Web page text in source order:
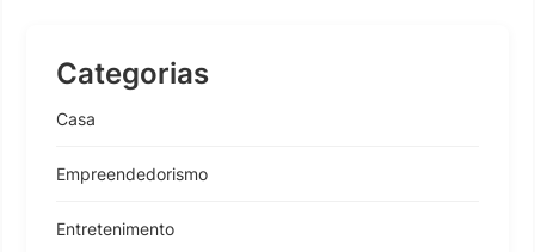
Categorias
Casa
Empreendedorismo
Entretenimento